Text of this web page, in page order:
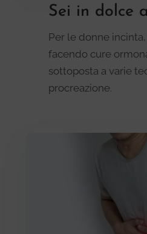
Sei in dolce
Per le donne
facendo cure
sottoposta a varie
procreazione.